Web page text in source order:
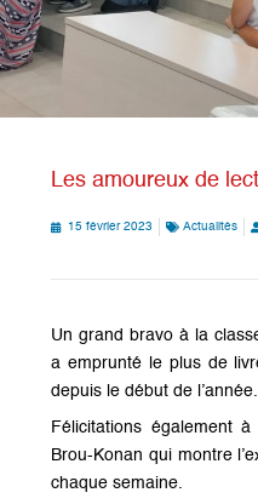
Les amoureux de
15 février 2023 Actualités
Un grand bravo à la
a emprunté le plus de
depuis le début de l’année.
Félicitations également
Brou-Konan qui montre
chaque semaine.